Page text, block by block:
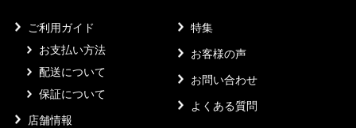
ご利用ガイド
お支払い方法
配送について
保証について
店舗情報
特集
お客様の声
お問い合わせ
よくある質問